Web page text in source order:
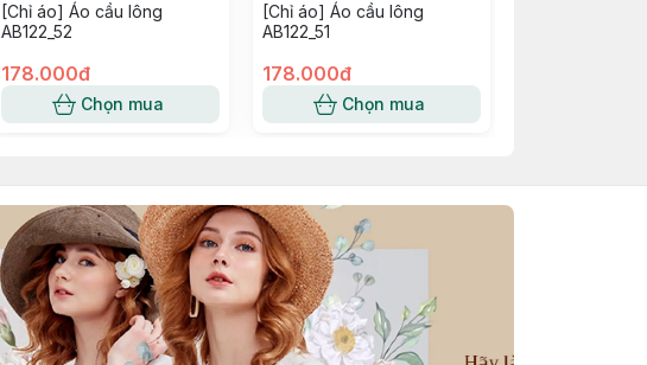
[Chỉ áo] Áo cầu lông
AB122_52
178.000đ
Chọn mua
[Chỉ áo] Áo cầu lông
AB122_51
178.000đ
Chọn mua